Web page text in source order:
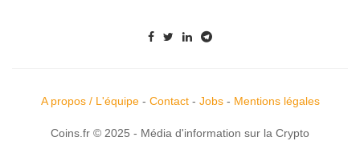
A propos / L'équipe- Contact- Jobs- Mentions légales
Coins.fr © 2025 - Média d'information sur la Crypto